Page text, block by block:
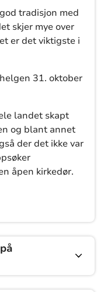
tradisjon med
skjer mye over
er det viktigste i
31. oktober
landet skapt
og blant annet
der det ikke var
åpen kirkedør.